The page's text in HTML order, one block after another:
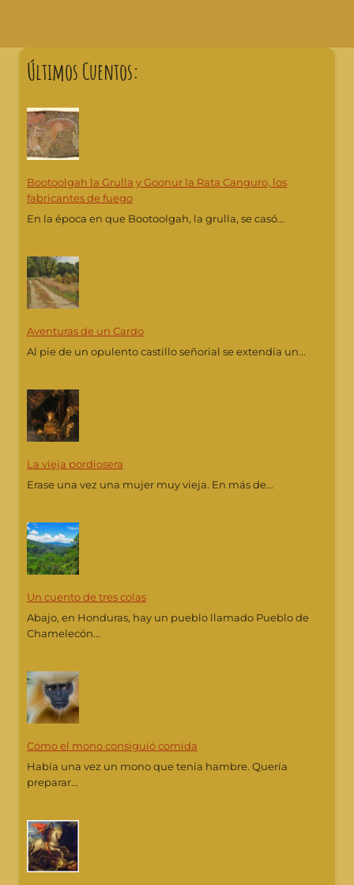
Últimos Cuentos:
Bootoolgah la Grulla y Goonur la Rata Canguro, los
fabricantes de fuego
En la época en que Bootoolgah, la grulla, se casó...
Aventuras de un Cardo
Al pie de un opulento castillo señorial se extendía un...
La vieja pordiosera
Erase una vez una mujer muy vieja. En más de...
Un cuento de tres colas
Abajo, en Honduras, hay un pueblo llamado Pueblo de
Chamelecón...
Cómo el mono consiguió comida
Había una vez un mono que tenía hambre. Quería
preparar...